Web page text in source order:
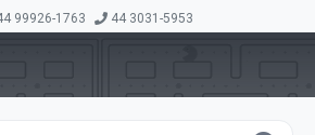
99926-1763 44 3031-5953